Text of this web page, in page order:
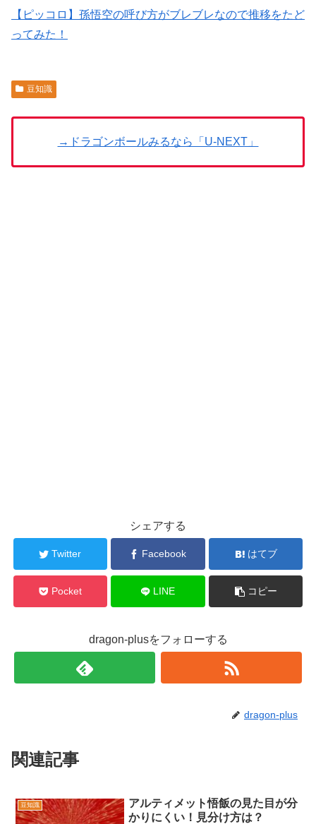
【ピッコロ】孫悟空の呼び方がブレブレなので推移をたど
ってみた！
豆知識
→ドラゴンボールみるなら「U-NEXT」
シェアする
Twitter Facebook はてブ
Pocket LINE コピー
dragon-plusをフォローする
dragon-plus
関連記事
豆知識
アルティメット悟飯の見た目が分
かりにくい！見分け方は？